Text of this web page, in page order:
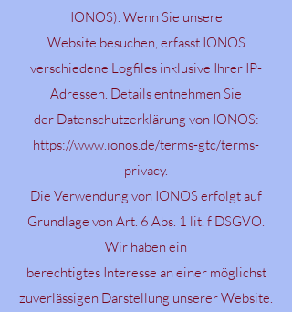
IONOS). Wenn Sie unsere
Website besuchen, erfasst IONOS
verschiedene Logfiles inklusive Ihrer IP-
Adressen. Details entnehmen Sie
der Datenschutzerklärung von IONOS:
https://www.ionos.de/terms-gtc/terms-
privacy.
Die Verwendung von IONOS erfolgt auf
Grundlage von Art. 6 Abs. 1 lit. f DSGVO.
Wir haben ein
berechtigtes Interesse an einer möglichst
zuverlässigen Darstellung unserer Website.